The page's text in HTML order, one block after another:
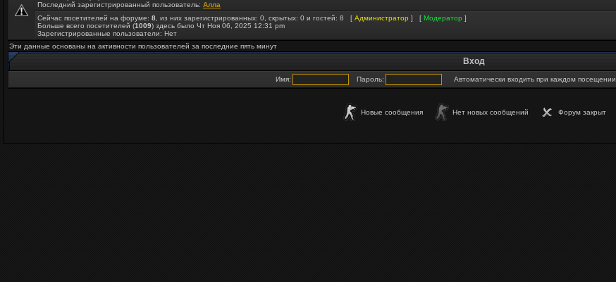
Последний зарегистрированный пользователь: Алла
Сейчас посетителей на форуме: 8 , из них зарегистрированных: 0, скрытых: 0 и гостей: 8 [ Администратор ] [ Модератор ]
Больше всего посетителей (1009) здесь было Чт Ноя 06, 2025 12:31 pm
Зарегистрированные пользователи: Нет
Эти данные основаны на активности пользователей за последние пять минут
Вход
Имя: Пароль: Автоматически входить при каждом посещении
Новые сообщения Нет новых сообщений Форум закрыт